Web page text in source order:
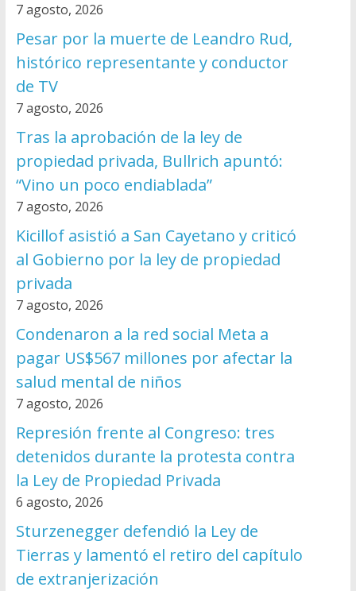
7 agosto, 2026
Pesar por la muerte de Leandro Rud,
histórico representante y conductor
de TV
7 agosto, 2026
Tras la aprobación de la ley de
propiedad privada, Bullrich apuntó:
“Vino un poco endiablada”
7 agosto, 2026
Kicillof asistió a San Cayetano y criticó
al Gobierno por la ley de propiedad
privada
7 agosto, 2026
Condenaron a la red social Meta a
pagar US$567 millones por afectar la
salud mental de niños
7 agosto, 2026
Represión frente al Congreso: tres
detenidos durante la protesta contra
la Ley de Propiedad Privada
6 agosto, 2026
Sturzenegger defendió la Ley de
Tierras y lamentó el retiro del capítulo
de extranjerización